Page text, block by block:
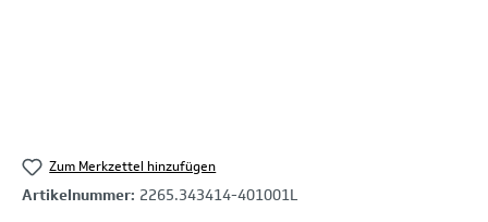
Zum Merkzettel hinzufügen
Artikelnummer: 2265.343414-401001L